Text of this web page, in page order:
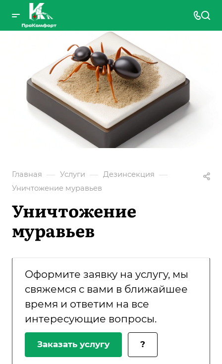
Главная — Услуги — Дезинсекция —
Уничтожение муравьев
Уничтожение
муравьев
Оформите заявку на услугу, мы
свяжемся с вами в ближайшее
время и ответим на все
интересующие вопросы.
Заказать услугу ?